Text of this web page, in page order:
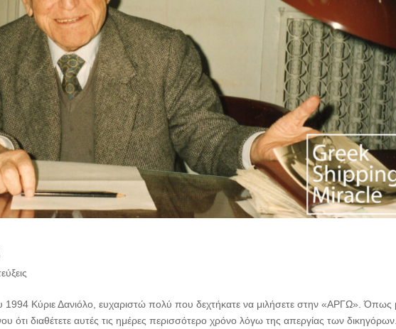
1994 Κύριε Δανιόλο, ευχαριστώ πολύ που δεχτήκατε να μιλήσετε στην «ΑΡΓΩ». Όπως
ότι διαθέτετε αυτές τις ημέρες περισσότερο χρόνο λόγω της απεργίας των